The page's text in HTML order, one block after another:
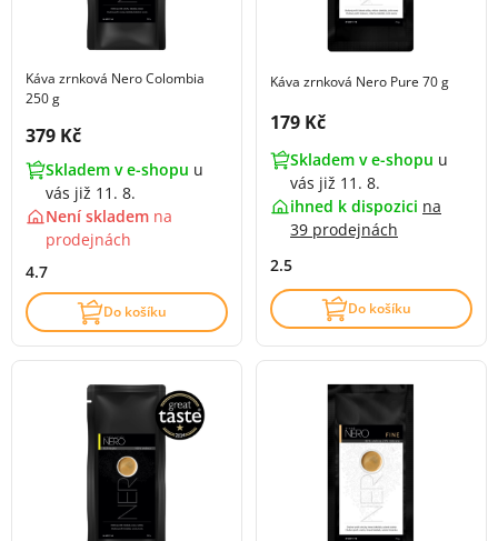
Káva zrnková Nero Colombia
250 g
Cena s DPH:
379 Kč
Skladem v e-shopu u
vás již 11. 8.
Není skladem na
prodejnách
4.7
Do košíku
Káva zrnková Nero Pure 70 g
Cena s DPH:
179 Kč
Skladem v e-shopu u
vás již 11. 8.
ihned k dispozici na
39 prodejnách
2.5
Do košíku